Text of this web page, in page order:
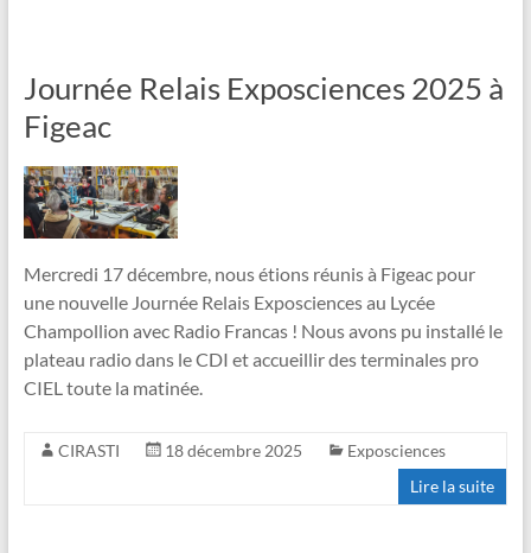
Journée Relais Exposciences 2025 à
Figeac
Mercredi 17 décembre, nous étions réunis à Figeac pour
une nouvelle Journée Relais Exposciences au Lycée
Champollion avec Radio Francas ! Nous avons pu installé le
plateau radio dans le CDI et accueillir des terminales pro
CIEL toute la matinée.
CIRASTI 18 décembre 2025
Exposciences
Lire la suite